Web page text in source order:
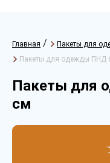
Главная / Пакеты для
Пакеты для одежды ПНД
Пакеты для
см